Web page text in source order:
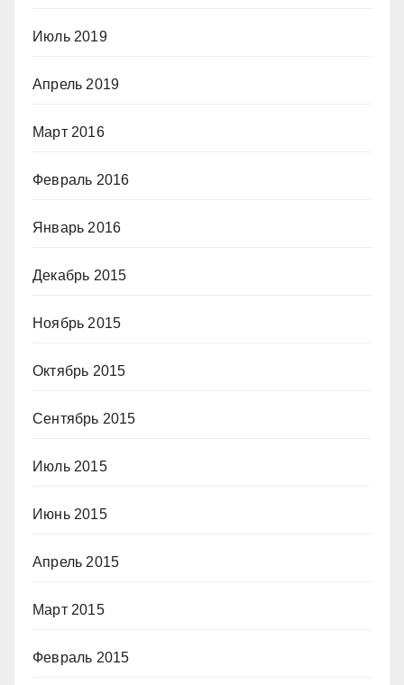
Июль 2019
Апрель 2019
Март 2016
Февраль 2016
Январь 2016
Декабрь 2015
Ноябрь 2015
Октябрь 2015
Сентябрь 2015
Июль 2015
Июнь 2015
Апрель 2015
Март 2015
Февраль 2015